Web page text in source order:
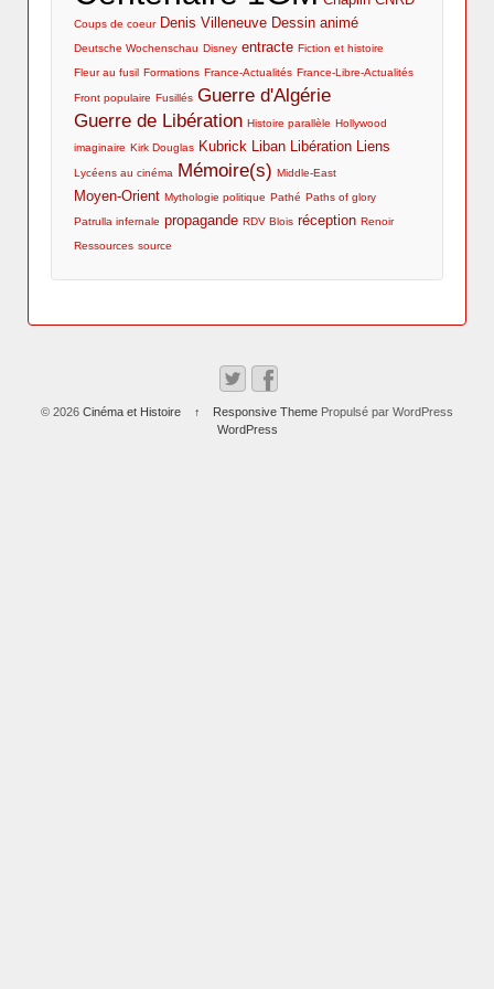
Coups de coeur Denis Villeneuve Dessin animé
Deutsche Wochenschau Disney entracte Fiction et histoire
Fleur au fusil Formations France-Actualités France-Libre-Actualités
Front populaire Fusillés Guerre d'Algérie
Guerre de Libération Histoire parallèle Hollywood
imaginaire Kirk Douglas Kubrick Liban Libération Liens
Lycéens au cinéma Mémoire(s) Middle-East
Moyen-Orient Mythologie politique Pathé Paths of glory
Patrulla infernale propagande RDV Blois réception Renoir
Ressources source
© 2026 Cinéma et Histoire ↑ Responsive ThemePropulsé par WordPress
WordPress